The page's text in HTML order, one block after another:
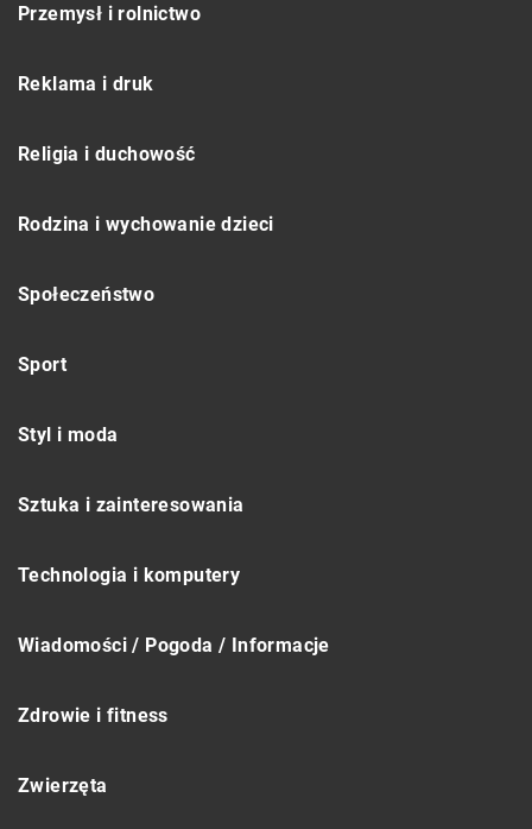
Przemysł i rolnictwo
Reklama i druk
Religia i duchowość
Rodzina i wychowanie dzieci
Społeczeństwo
Sport
Styl i moda
Sztuka i zainteresowania
Technologia i komputery
Wiadomości / Pogoda / Informacje
Zdrowie i fitness
Zwierzęta